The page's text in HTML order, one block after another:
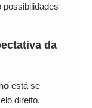
possibilidades
da
está se
direito,